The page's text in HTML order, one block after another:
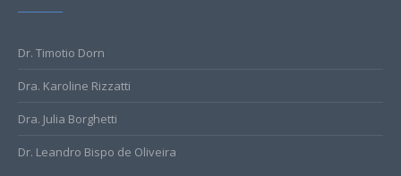
Dr. Timotio Dorn
Dra. Karoline Rizzatti
Dra. Julia Borghetti
Dr. Leandro Bispo de Oliveira